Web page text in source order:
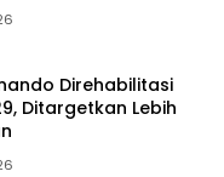
Direhabilitasi
Ditargetkan Lebih